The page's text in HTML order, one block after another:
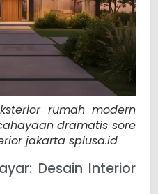
rumah modern
dramatis sore
jakarta splusa.id
Desain Interior